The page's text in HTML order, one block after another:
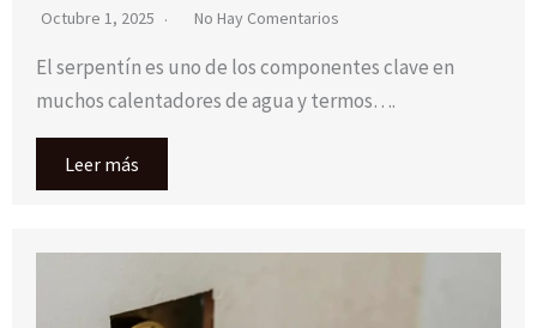
Octubre 1, 2025 No Hay Comentarios
El serpentín es uno de los componentes clave en
muchos calentadores de agua y termos….
Leer más